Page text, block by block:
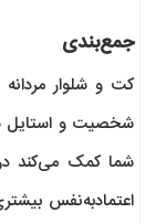
جمع‌بندی
کت و شلوار
شخصیت و استایل
شما کمک می‌کند
اعتمادبه‌نفس